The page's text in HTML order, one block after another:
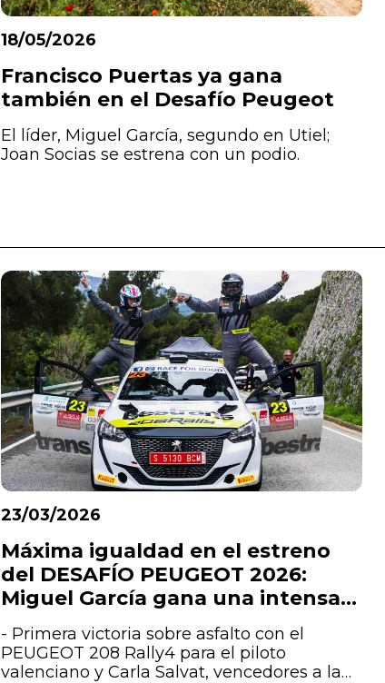
18/05/2026
Francisco Puertas ya gana
también en el Desafío Peugeot
El líder, Miguel García, segundo en Utiel;
Joan Socias se estrena con un podio.
23/03/2026
Máxima igualdad en el estreno
del DESAFÍO PEUGEOT 2026:
Miguel García gana una intensa
lucha a tres bandas
- Primera victoria sobre asfalto con el
PEUGEOT 208 Rally4 para el piloto
valenciano y Carla Salvat, vencedores a la